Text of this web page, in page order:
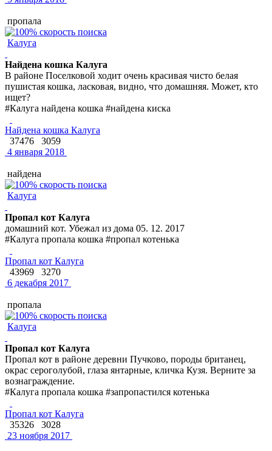
пропала
Калуга
Найдена кошка Калуга
В районе Поселковой ходит очень красивая чисто белая
пушистая кошка, ласковая, видно, что домашняя. Может, кто
ищет?
#Калуга найдена кошка #найдена киска
Найдена кошка Калуга
37476
3059
4 января 2018
найдена
Калуга
Пропал кот Калуга
домашний кот. Убежал из дома 05. 12. 2017
#Калуга пропала кошка #пропал котенька
Пропал кот Калуга
43969
3270
6 декабря 2017
пропала
Калуга
Пропал кот Калуга
Пропал кот в районе деревни Пучково, породы британец,
окрас сероголубой, глаза янтарные, кличка Кузя. Верните за
вознаграждение.
#Калуга пропала кошка #запропастился котенька
Пропал кот Калуга
35326
3028
23 ноября 2017